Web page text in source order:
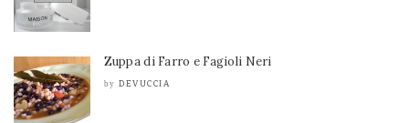
Zuppa di Farro e Fagioli Neri
by DEVUCCIA